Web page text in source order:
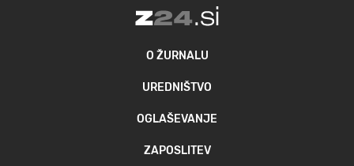
O ŽURNALU
UREDNIŠTVO
OGLAŠEVANJE
ZAPOSLITEV